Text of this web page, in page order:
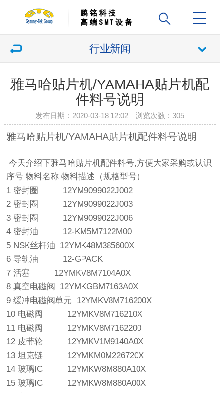
行业新闻
雅马哈贴片机/YAMAHA贴片机配
件料号说明
发布日期：2020-03-18 12:02 浏览次数：305
雅马哈贴片机/YAMAHA贴片机配件料号说明
今天介绍下雅马哈贴片机配件料号,方便大家采购或认识
序号 物料名称 物料描述（规格型号）
1 密封圈 12YM9099022J002
2 密封圈 12YM9099022J003
3 密封圈 12YM9099022J006
4 密封油 12-KM5M7122M00
5 NSK丝杆油 12YMK48M385600X
6 导轨油 12-GPACK
7 活塞 12YMKV8M7104A0X
8 真空电磁阀 12YMKGBM7163A0X
9 缓冲电磁阀单元 12YMKV8M716200X
10 电磁阀 12YMKV8M716210X
11 电磁阀 12YMKV8M7162200
12 皮带轮 12YMKV1M9140A0X
13 坦克链 12YMKM0M226720X
14 玻璃IC 12YMKW8M880A10X
15 玻璃IC 12YMKW8M880A00X